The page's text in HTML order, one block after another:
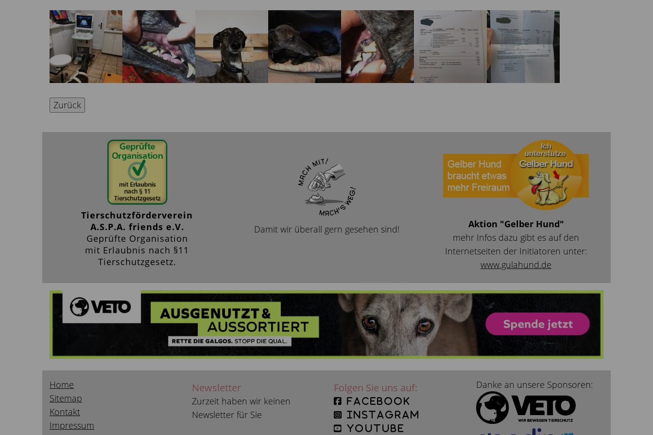
Zurück
Tierschutzförderverein
A.S.P.A. friends e.V.
Geprüfte Organisation
mit Erlaubnis nach §11
Tierschutzgesetz.
Damit wir überall gern gesehen sind!
Aktion "Gelber Hund"
mehr Infos dazu gibt es auf den
Internetseiten der Initiatoren unter:
www.gulahund.de
Home
Sitemap
Kontakt
Impressum
Newsletter
Zurzeit haben wir keinen
Newsletter für Sie
Folgen Sie uns auf:
facebook
instagram
YouTube
Danke an unsere Sponsoren: